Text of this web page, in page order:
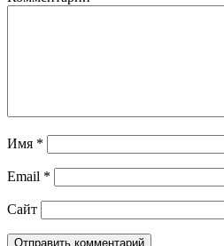
Имя *
Email *
Сайт